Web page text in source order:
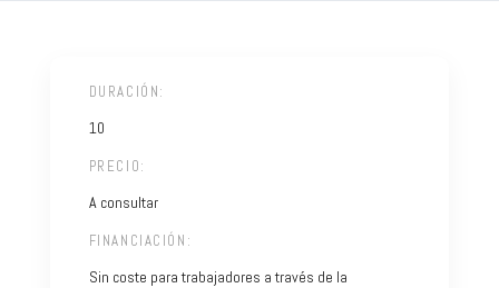
DURACIÓN:
10
PRECIO:
A consultar
FINANCIACIÓN:
Sin coste para trabajadores a través de la